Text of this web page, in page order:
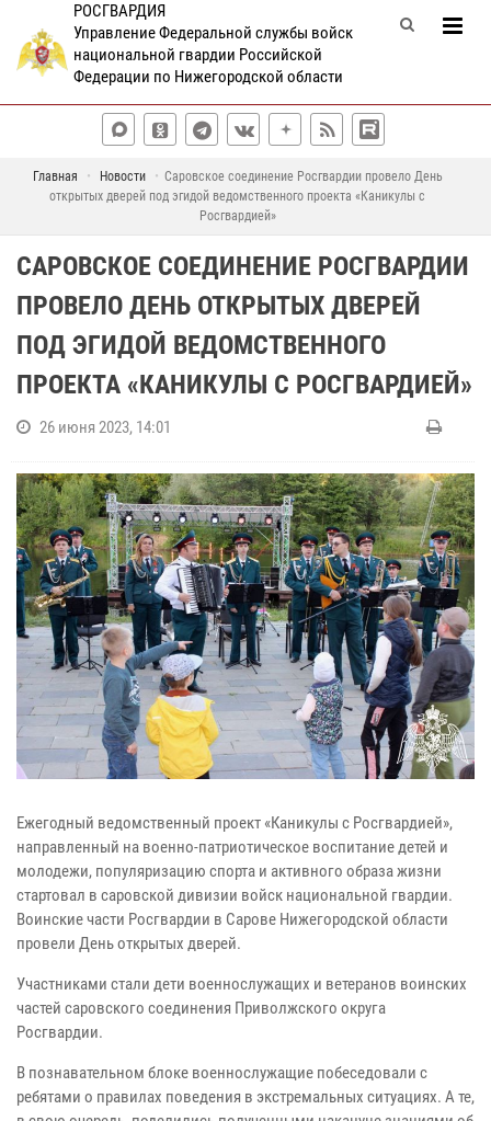
РОСГВАРДИЯ
Управление Федеральной службы войск
национальной гвардии Российской
Федерации по Нижегородской области
Главная Новости
Саровское соединение Росгвардии провело День
открытых дверей под эгидой ведомственного проекта «Каникулы с
Росгвардией»
САРОВСКОЕ СОЕДИНЕНИЕ РОСГВАРДИИ
ПРОВЕЛО ДЕНЬ ОТКРЫТЫХ ДВЕРЕЙ
ПОД ЭГИДОЙ ВЕДОМСТВЕННОГО
ПРОЕКТА «КАНИКУЛЫ С РОСГВАРДИЕЙ»
26 июня 2023, 14:01
Ежегодный ведомственный проект «Каникулы с Росгвардией»,
направленный на военно-патриотическое воспитание детей и
молодежи, популяризацию спорта и активного образа жизни
стартовал в саровской дивизии войск национальной гвардии.
Воинские части Росгвардии в Сарове Нижегородской области
провели День открытых дверей.
Участниками стали дети военнослужащих и ветеранов воинских
частей саровского соединения Приволжского округа
Росгвардии.
В познавательном блоке военнослужащие побеседовали с
ребятами о правилах поведения в экстремальных ситуациях. А те,